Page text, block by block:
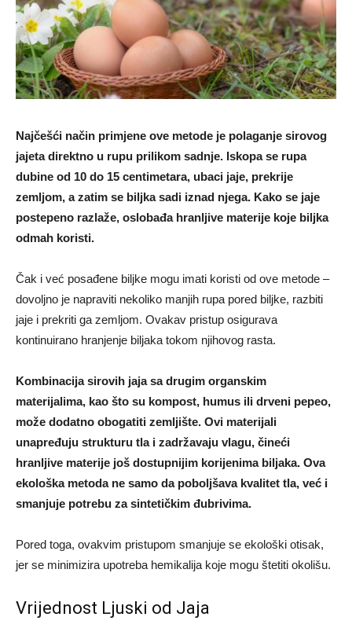
Najčešći način primjene ove metode je polaganje sirovog
jajeta direktno u rupu prilikom sadnje. Iskopa se rupa
dubine od 10 do 15 centimetara, ubaci jaje, prekrije
zemljom, a zatim se biljka sadi iznad njega. Kako se jaje
postepeno razlaže, oslobađa hranljive materije koje biljka
odmah koristi.
Čak i već posađene biljke mogu imati koristi od ove metode –
dovoljno je napraviti nekoliko manjih rupa pored biljke, razbiti
jaje i prekriti ga zemljom. Ovakav pristup osigurava
kontinuirano hranjenje biljaka tokom njihovog rasta.
Kombinacija sirovih jaja sa drugim organskim
materijalima, kao što su kompost, humus ili drveni pepeo,
može dodatno obogatiti zemljište. Ovi materijali
unapređuju strukturu tla i zadržavaju vlagu, čineći
hranljive materije još dostupnijim korijenima biljaka. Ova
ekološka metoda ne samo da poboljšava kvalitet tla, već i
smanjuje potrebu za sintetičkim đubrivima.
Pored toga, ovakvim pristupom smanjuje se ekološki otisak,
jer se minimizira upotreba hemikalija koje mogu štetiti okolišu.
Vrijednost Ljuski od Jaja